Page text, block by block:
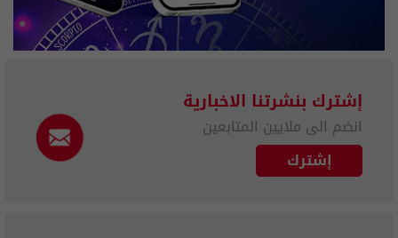
إشترك بنشرتنا الاخبارية
انضم الى ملايين المتابعين
إشترك